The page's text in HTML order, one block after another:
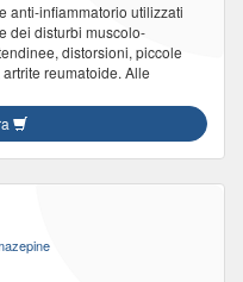
anti-infiammatorio utilizzati
dei disturbi muscolo-
distorsioni, piccole
reumatoide. Alle